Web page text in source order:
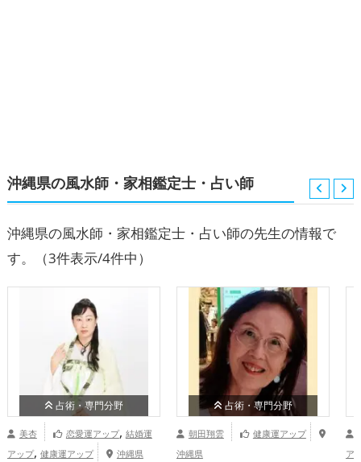
沖縄県の風水師・家相鑑定士・占い師
沖縄県の風水師・家相鑑定士・占い師の先生の情報で
す。
（3件表示/4件中）
占術・専門分野
美杏 恋愛運アップ, 結婚運
アップ, 健康運アップ 沖縄県
占術・専門分野
朝田翔雲
健康運アップ
沖縄県
ア